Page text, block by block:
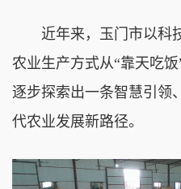
近年来，玉门市以科
农业生产方式从“靠天吃饭
逐步探索出一条智慧引领
代农业发展新路径。